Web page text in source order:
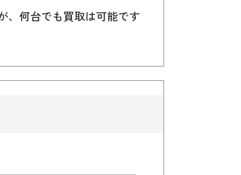
、何台でも買取は可能です